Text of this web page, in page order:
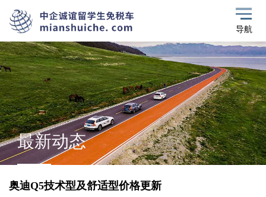
导航
最新动态
奥迪Q5技术型及舒适型价格更新